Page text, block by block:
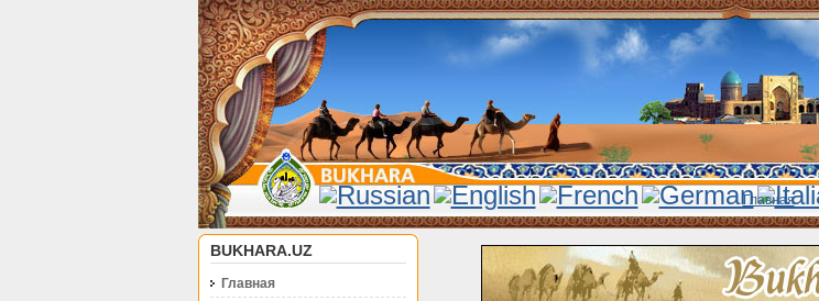
Главная
BUKHARA.UZ
Главная